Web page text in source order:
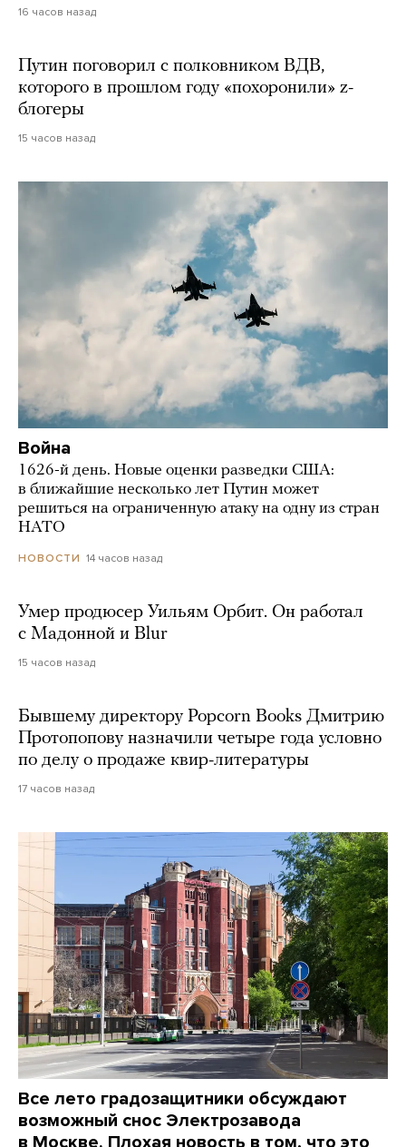
16 часов назад
Путин поговорил с полковником ВДВ,
которого в прошлом году «похоронили» z-
блогеры
15 часов назад
Война
1626-й день. Новые оценки разведки США:
в ближайшие несколько лет Путин может
решиться на ограниченную атаку на одну из стран
НАТО
НОВОСТИ 14 часов назад
Умер продюсер Уильям Орбит. Он работал
с Мадонной и Blur
15 часов назад
Бывшему директору Popcorn Books Дмитрию
Протопопову назначили четыре года условно
по делу о продаже квир-литературы
17 часов назад
Все лето градозащитники обсуждают
возможный снос Электрозавода
в Москве. Плохая новость в том, что это